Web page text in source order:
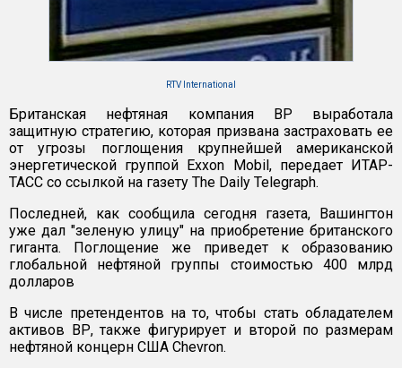
RTV International
Британская нефтяная компания ВР выработала
защитную стратегию, которая призвана застраховать ее
от угрозы поглощения крупнейшей американской
энергетической группой Exxon Mobil, передает ИТАР-
ТАСС со ссылкой на газету The Daily Telegraph.
Последней, как сообщила сегодня газета, Вашингтон
уже дал "зеленую улицу" на приобретение британского
гиганта. Поглощение же приведет к образованию
глобальной нефтяной группы стоимостью 400 млрд
долларов
В числе претендентов на то, чтобы стать обладателем
активов ВР, также фигурирует и второй по размерам
нефтяной концерн США Chevron.